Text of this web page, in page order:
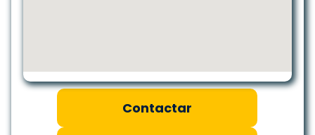
Contactar